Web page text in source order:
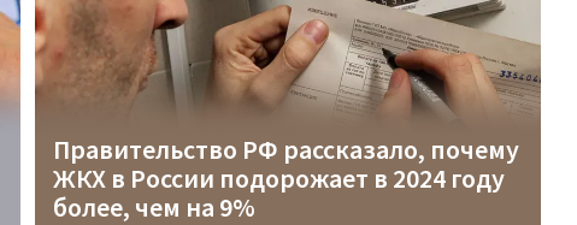
Правительство РФ рассказало, почему
ЖКХ в России подорожает в 2024 году
более, чем на 9%